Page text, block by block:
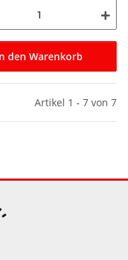
den Warenkorb
Artikel 1 - 7 von 7